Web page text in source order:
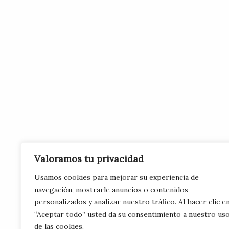
Valoramos tu privacidad
Usamos cookies para mejorar su experiencia de
navegación, mostrarle anuncios o contenidos
personalizados y analizar nuestro tráfico. Al hacer clic
“Aceptar todo” usted da su consentimiento a nuestro
de las cookies.